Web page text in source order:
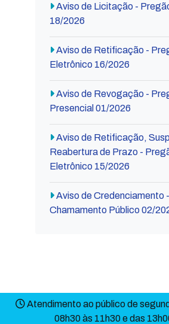
Aviso de Licitação -
18/2026
Aviso de Retificação -
Eletrônico 16/2026
Aviso de Revogação -
Presencial 01/2026
Aviso de Retificação,
Reabertura de Prazo -
Eletrônico 15/2026
Aviso de Credenciamento -
Chamamento Público 02/
Atendimento ao público de
08h30 às 11h30 e das